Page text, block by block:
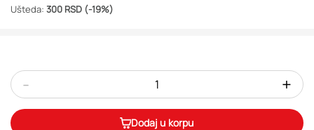
Ušteda: 300 RSD (-19%)
- +
Dodaj u korpu